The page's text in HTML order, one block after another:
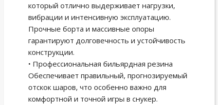
который отлично выдерживает нагрузки,
вибрации и интенсивную эксплуатацию.
Прочные борта и массивные опоры
гарантируют долговечность и устойчивость
конструкции.
• Профессиональная бильярдная резина
Обеспечивает правильный, прогнозируемый
отскок шаров, что особенно важно для
комфортной и точной игры в снукер.